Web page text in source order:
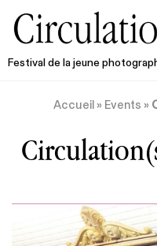
Festival de la jeune
Accueil » Events »